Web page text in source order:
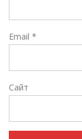
Email *
Сайт